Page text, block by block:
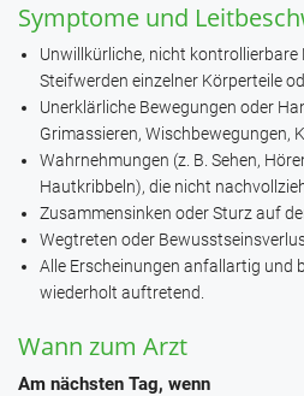
Symptome und
Unwillkürliche, nicht kontrollierbare
Steifwerden einzelner Körperteile
Unerklärliche Bewegungen oder
Grimassieren, Wischbewegungen,
Wahrnehmungen (z. B. Sehen,
Hautkribbeln), die nicht
Zusammensinken oder Sturz auf
Wegtreten oder
Alle Erscheinungen anfallartig und
wiederholt auftretend.
Wann zum Arzt
Am nächsten Tag, wenn